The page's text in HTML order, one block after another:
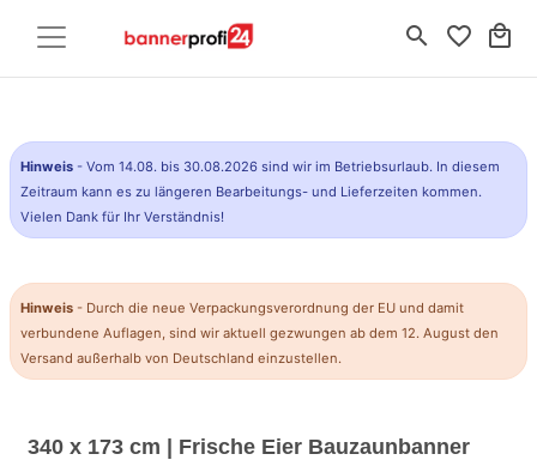
search favorite_border local_mall
Hinweis - Vom 14.08. bis 30.08.2026 sind wir im Betriebsurlaub. In diesem
Zeitraum kann es zu längeren Bearbeitungs- und Lieferzeiten kommen.
Vielen Dank für Ihr Verständnis!
Hinweis - Durch die neue Verpackungsverordnung der EU und damit
verbundene Auflagen, sind wir aktuell gezwungen ab dem 12. August den
Versand außerhalb von Deutschland einzustellen.
340 x 173 cm | Frische Eier Bauzaunbanner